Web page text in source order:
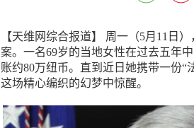
【天维网综合报道】 周一（5月11日
案。一名69岁的当地女性在过去五年
账约80万纽币。直到近日她携带一份“
这场精心编织的幻梦中惊醒。